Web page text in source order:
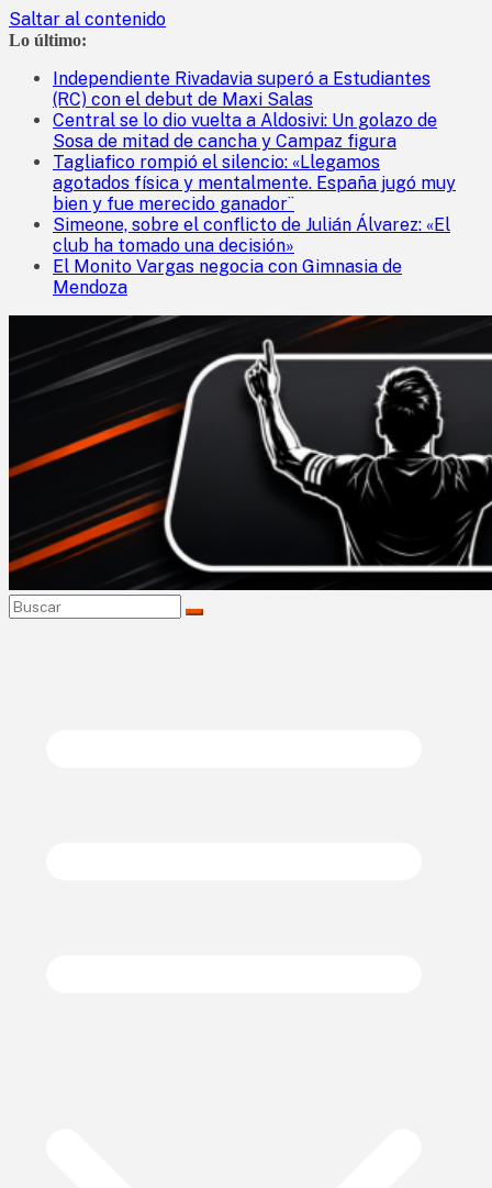
Saltar al contenido
Lo último:
Independiente Rivadavia superó a Estudiantes
(RC) con el debut de Maxi Salas
Central se lo dio vuelta a Aldosivi: Un golazo de
Sosa de mitad de cancha y Campaz figura
Tagliafico rompió el silencio: «Llegamos
agotados física y mentalmente. España jugó muy
bien y fue merecido ganador¨
Simeone, sobre el conflicto de Julián Álvarez: «El
club ha tomado una decisión»
El Monito Vargas negocia con Gimnasia de
Mendoza